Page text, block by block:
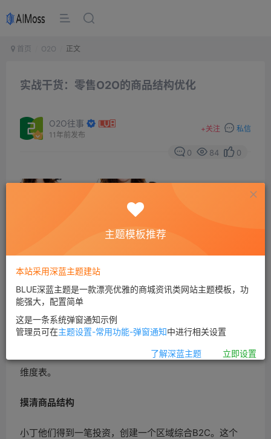
首页 O2O 正文
实战干货：零售O2O的商品结构优化
O2O往事
11年前发布
+关注 私信
0 84 0
本文用一个故事说如何优化商品结构，其核心工具是商品
维度表。
摸清商品结构
小丁他们得到一笔投资，创建一个区域综合B2C。这个
主题模板推荐
本站采用深蓝主题建站
BLUE深蓝主题是一款漂亮优雅的商城资讯类网站主题模板，功
能强大，配置简单
这是一条系统弹窗通知示例
管理员可在主题设置-常用功能-弹窗通知中进行相关设置
了解深蓝主题 立即设置